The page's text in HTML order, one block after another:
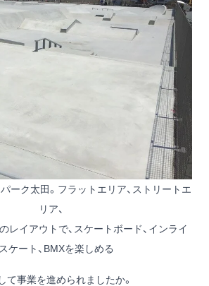
ーク太田。フラットエリア、ストリートエ
リア、
レイアウトで、スケートボード、インライ
ケート、BMXを楽しめる
事業を進められましたか。